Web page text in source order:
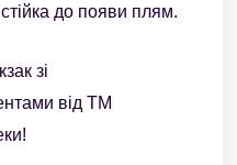
до появи плям.
зі
від ТМ